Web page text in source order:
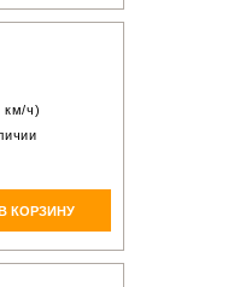
км/ч)
КОРЗИНУ